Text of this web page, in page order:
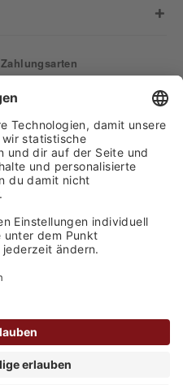
Zahlungsarten
Finden Sie uns auf:
Copyright 2026, WASGAU C+C